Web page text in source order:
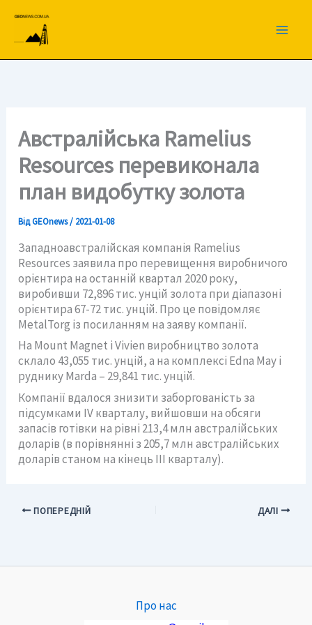
вмісту
Австралійська Ramelius
Resources перевиконала
план видобутку золота
ВідGEOnews/ 2021-01-08
Западноавстралійская компанія Ramelius
Resources заявила про перевищення виробничого
орієнтира на останній квартал 2020 року,
виробивши 72,896 тис. унцій золота при діапазоні
орієнтира 67-72 тис. унцій. Про це повідомляє
MetalTorg із посиланням на заяву компанії.
На Mount Magnet і Vivien виробництво золота
склало 43,055 тис. унцій, а на комплексі Edna May і
руднику Marda – 29,841 тис. унцій.
Компанії вдалося знизити заборгованість за
підсумками IV кварталу, вийшовши на обсяги
запасів готівки на рівні 213,4 млн австралійських
доларів (в порівнянні з 205,7 млн ​​австралійських
доларів станом на кінець III кварталу).
ПОПЕРЕДНІЙ ДАЛІ
Про нас